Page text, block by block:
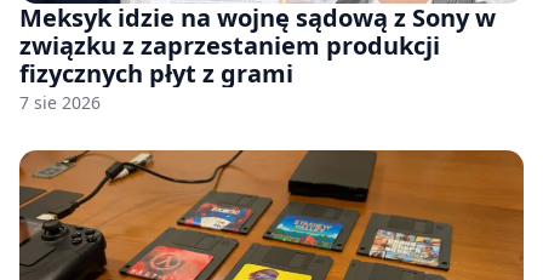
Meksyk idzie na wojnę sądową z Sony w
związku z zaprzestaniem produkcji
fizycznych płyt z grami
7 sie 2026